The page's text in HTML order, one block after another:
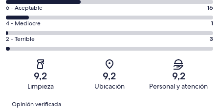
Excelente.
76
de
151
opiniones
8
-
Bueno.
55
de
opiniones
Evaluación:
6
-
Aceptable.
16
opiniones
6 - Aceptable 16
Evaluación:
4
-
4 - Mediocre 1
Evaluación:
2
151
2 - Terrible 3
9,2
Limpieza
9,2
Ubicación
9,2
Personal y atención
Opiniones
Opinión verificada